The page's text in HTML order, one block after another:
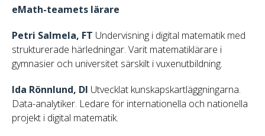
eMath-teamets lärare
Petri Salmela, FT Undervisning i digital matematik med
strukturerade härledningar. Varit matematiklärare i
gymnasier och universitet särskilt i vuxenutbildning.
Ida Rönnlund, DI Utvecklat kunskapskartläggningarna.
Data-analytiker. Ledare för internationella och nationella
projekt i digital matematik.